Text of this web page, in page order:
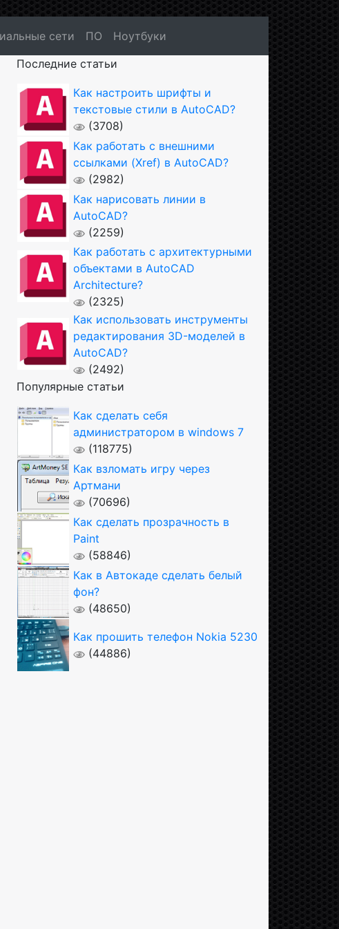
сети ПО Ноутбуки
Последние статьи
Как настроить шрифты и
текстовые стили в AutoCAD?
(3708)
Как работать с внешними
ссылками (Xref) в AutoCAD?
(2982)
Как нарисовать линии в
AutoCAD?
(2259)
Как работать с архитектурными
объектами в AutoCAD
Architecture?
(2325)
Как использовать инструменты
редактирования 3D-моделей в
AutoCAD?
(2492)
Популярные статьи
Как сделать себя
администратором в windows 7
(118775)
Как взломать игру через
Артмани
(70696)
Как сделать прозрачность в
Paint
(58846)
Как в Автокаде сделать белый
фон?
(48650)
Как прошить телефон Nokia 5230
(44886)